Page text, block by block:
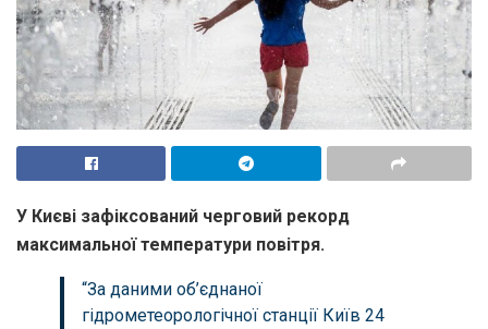
У Києві зафіксований черговий рекорд
максимальної температури повітря.
“За даними об’єднаної
гідрометеорологічної станції Київ 24